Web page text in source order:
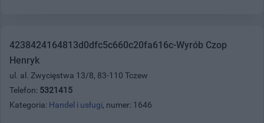
4238424164813d0dfc5c660c20fa616c-Wyrób Czop
Henryk
ul. al. Zwycięstwa 13/8, 83-110 Tczew
Telefon: 5321415
Kategoria: Handel i usługi, numer: 1646